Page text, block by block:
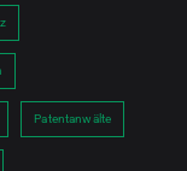
Patentanwälte